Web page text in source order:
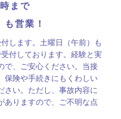
まで
営業！
します。土曜日（午前）も
付しております。経験と実
で、ご安心ください。当接
保険や手続きにもくわしい
さい。ただし、事故内容に
ありますので、ご不明な点